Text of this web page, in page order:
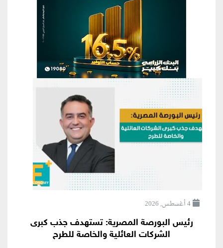
4 أغسطس, 2026
رئيس البورصة المصرية: تستهدف جذب كبرى
الشركات العائلية والخاصة للطرح